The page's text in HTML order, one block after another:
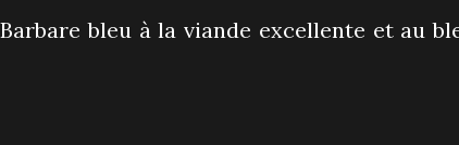
bleu à la viande excellente et au